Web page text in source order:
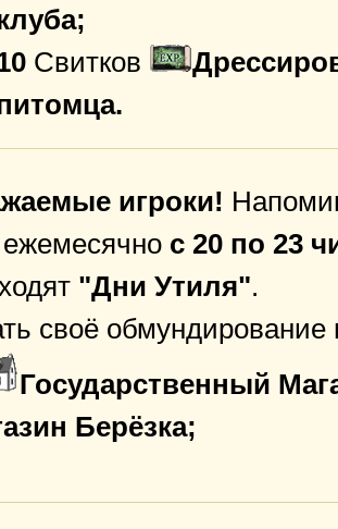
Свитков
игроки!
ежемесячно с 20 по 23
"Дни Утиля".
своё
Государственный
Берёзка;